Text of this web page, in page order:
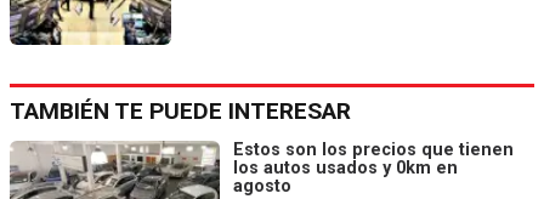
TAMBIÉN TE PUEDE INTERESAR
Estos son los precios que tienen
los autos usados y 0km en
agosto